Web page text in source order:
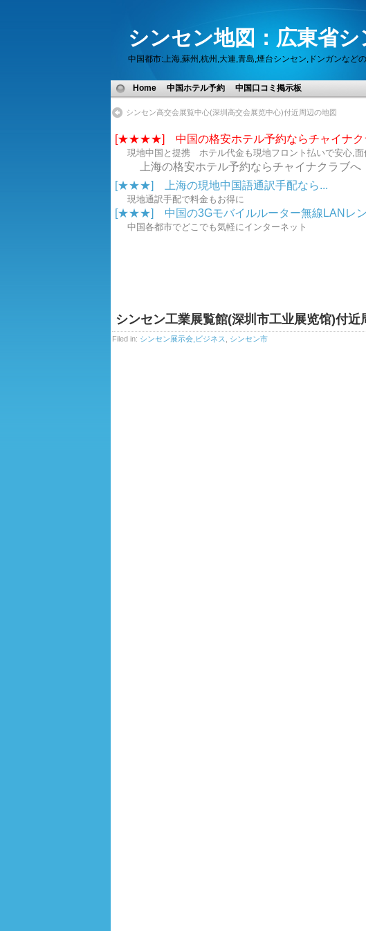
シンセン地図：広東省
中国都市:上海,蘇州,杭州,大連,青島,煙台シンセン,ドンガンなど
Home 中国ホテル予約 中国口コミ掲示板
シンセン高交会展覧中心(深圳高交会展览中心)付近周辺の地図
[★★★★] 中国の格安ホテル予約ならチャイナク
現地中国と提携 ホテル代金も現地フロント払いで安心,面
上海の格安ホテル予約ならチャイナクラブへ
[★★★] 上海の現地中国語通訳手配なら...
現地通訳手配で料金もお得に
[★★★] 中国の3Gモバイルルーター無線LANレン
中国各都市でどこでも気軽にインターネット
シンセン工業展覧館(深圳市工业展览馆)付近
Filed in: シンセン展示会,ビジネス シンセン市